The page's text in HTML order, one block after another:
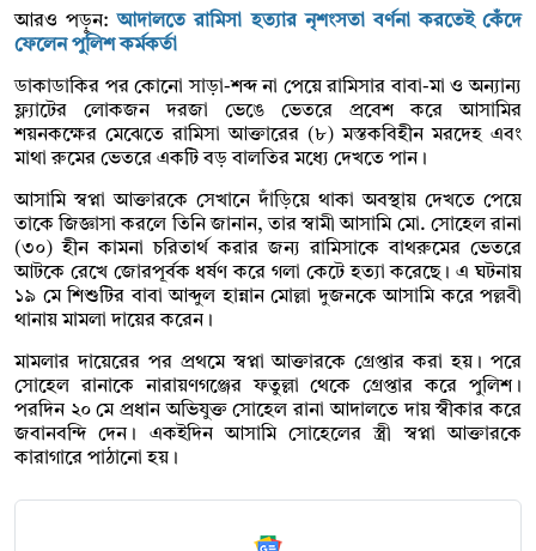
আরও পড়ুন:আদালতে রামিসা হত্যার নৃশংসতা বর্ণনা করতেই কেঁদে
ফেলেন পুলিশ কর্মকর্তা
ডাকাডাকির পর কোনো সাড়া-শব্দ না পেয়ে রামিসার বাবা-মা ও অন্যান্য
ফ্ল্যাটের লোকজন দরজা ভেঙে ভেতরে প্রবেশ করে আসামির
শয়নকক্ষের মেঝেতে রামিসা আক্তারের (৮) মস্তকবিহীন মরদেহ এবং
মাথা রুমের ভেতরে একটি বড় বালতির মধ্যে দেখতে পান।
আসামি স্বপ্না আক্তারকে সেখানে দাঁড়িয়ে থাকা অবস্থায় দেখতে পেয়ে
তাকে জিজ্ঞাসা করলে তিনি জানান, তার স্বামী আসামি মো. সোহেল রানা
(৩০) হীন কামনা চরিতার্থ করার জন্য রামিসাকে বাথরুমের ভেতরে
আটকে রেখে জোরপূর্বক ধর্ষণ করে গলা কেটে হত্যা করেছে। এ ঘটনায়
১৯ মে শিশুটির বাবা আব্দুল হান্নান মোল্লা দুজনকে আসামি করে পল্লবী
থানায় মামলা দায়ের করেন।
মামলার দায়েরের পর প্রথমে স্বপ্না আক্তারকে গ্রেপ্তার করা হয়। পরে
সোহেল রানাকে নারায়ণগঞ্জের ফতুল্লা থেকে গ্রেপ্তার করে পুলিশ।
পরদিন ২০ মে প্রধান অভিযুক্ত সোহেল রানা আদালতে দায় স্বীকার করে
জবানবন্দি দেন। একইদিন আসামি সোহেলের স্ত্রী স্বপ্না আক্তারকে
কারাগারে পাঠানো হয়।